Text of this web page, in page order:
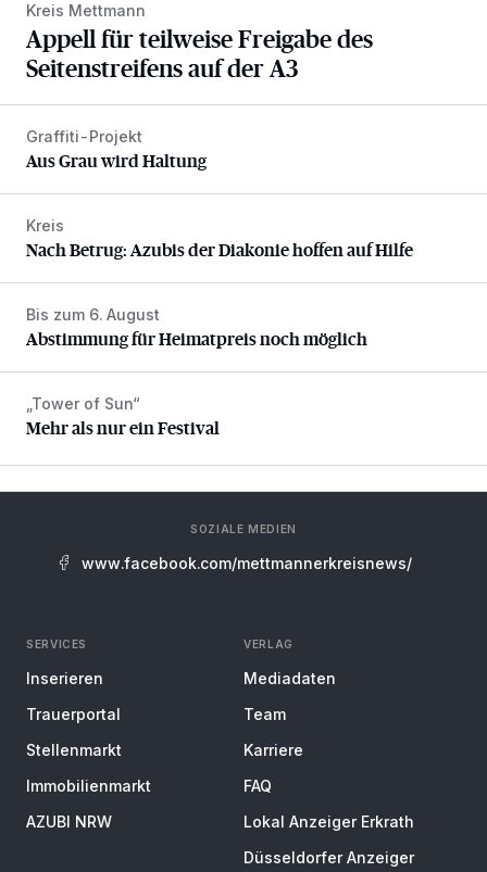
Kreis Mettmann
Appell für teilweise Freigabe des
Seitenstreifens auf der A3
Aus Grau wird Haltung
Graffiti-Projekt
Aus Grau wird Haltung
Nach Betrug: Azubis der Diakonie hoffen auf Hilfe
Kreis
Nach Betrug: Azubis der Diakonie hoffen auf Hilfe
Abstimmung für Heimatpreis noch möglich
Bis zum 6. August
Abstimmung für Heimatpreis noch möglich
Mehr als nur ein Festival
„Tower of Sun“
Mehr als nur ein Festival
SOZIALE MEDIEN
www.facebook.com/mettmannerkreisnews/
SERVICES
Inserieren
Trauerportal
Stellenmarkt
Immobilienmarkt
AZUBI NRW
VERLAG
Mediadaten
Team
Karriere
FAQ
Lokal Anzeiger Erkrath
Düsseldorfer Anzeiger